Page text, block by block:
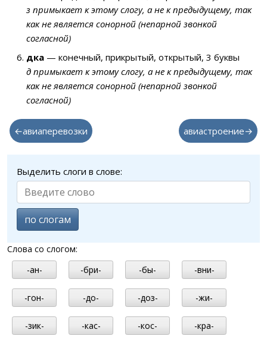
з примыкает к этому слогу, а не к предыдущему, так
как не является сонорной (непарной звонкой
согласной)
дка — конечный, прикрытый, открытый, 3 буквы
д примыкает к этому слогу, а не к предыдущему, так
как не является сонорной (непарной звонкой
согласной)
←авиаперевозки авиастроение→
Выделить слоги в слове:
по слогам
Слова со слогом:
-ан-
-бри- -бы- -вни-
-гон- -до- -доз- -жи-
-зик- -кас- -кос- -кра-